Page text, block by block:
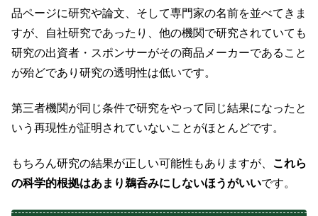
品ページに研究や論文、そして専門家の名前を並べてきま
すが、自社研究であったり、他の機関で研究されていても
研究の出資者・スポンサーがその商品メーカーであること
が殆どであり研究の透明性は低いです。
第三者機関が同じ条件で研究をやって同じ結果になったと
いう再現性が証明されていないことがほとんどです。
もちろん研究の結果が正しい可能性もありますが、 これら
の科学的根拠はあまり鵜呑みにしないほうがいいです。